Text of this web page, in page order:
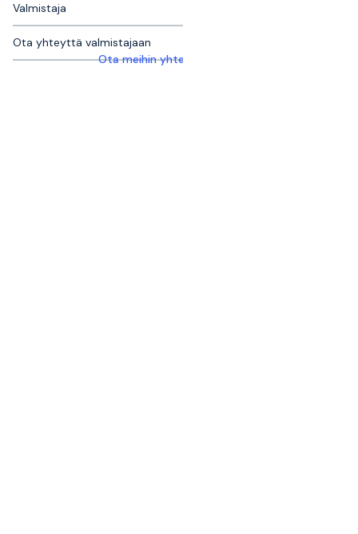
Valmistaja
Ota yhteyttä valmistajaan
Ota meihin yhteyttä saadaksesi lisätietoja